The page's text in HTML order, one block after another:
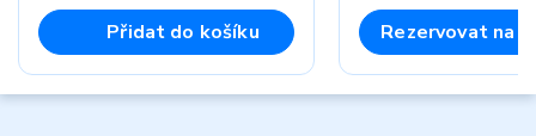
Přidat do košíku Rezervovat na